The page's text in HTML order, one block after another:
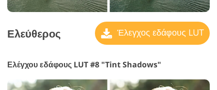
Ελεύθερος Έλεγχος εδάφους LUT
Ελέγχου εδάφους LUT #8 "Tint Shadows"